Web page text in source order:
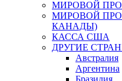
МИРОВОЙ
МИРОВОЙ
КАНАДЫ)
КАССА США
ДРУГИЕ
Австралия
Аргентина
Бразилия